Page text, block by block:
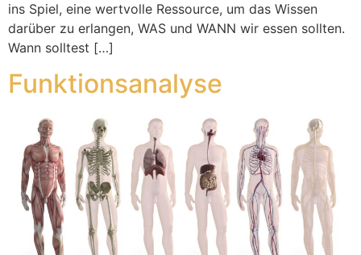
ins Spiel, eine wertvolle Ressource, um das Wissen
darüber zu erlangen, WAS und WANN wir essen sollten.
Wann solltest […]
Funktionsanalyse